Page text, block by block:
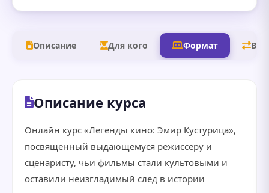
Описание Для кого Формат В
Описание курса
Онлайн курс «Легенды кино: Эмир Кустурица»,
посвященный выдающемуся режиссеру и
сценаристу, чьи фильмы стали культовыми и
оставили неизгладимый след в истории